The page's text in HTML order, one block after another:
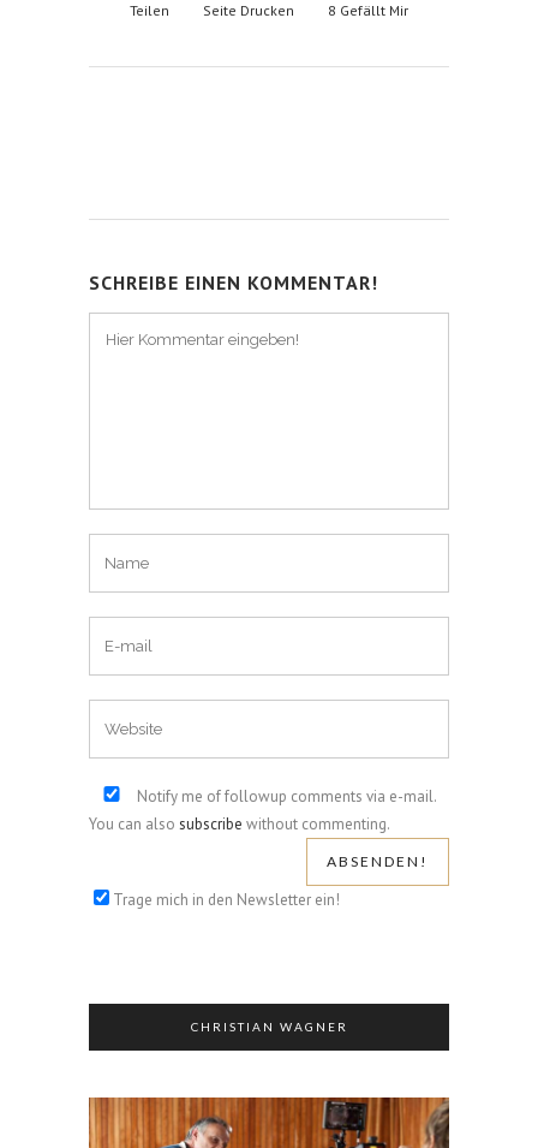
Teilen Seite Drucken 8 Gefällt Mir
SCHREIBE EINEN KOMMENTAR!
Notify me of followup comments via e-mail.
You can also subscribe without commenting.
Trage mich in den Newsletter ein!
CHRISTIAN WAGNER